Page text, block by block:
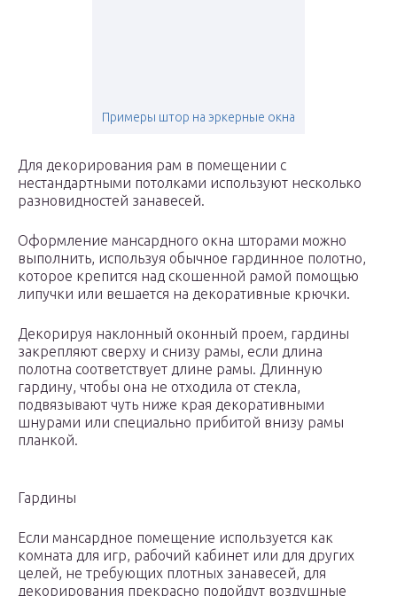
Примеры штор на эркерные окна
Для декорирования рам в помещении с
нестандартными потолками используют несколько
разновидностей занавесей.
Оформление мансардного окна шторами можно
выполнить, используя обычное гардинное полотно,
которое крепится над скошенной рамой помощью
липучки или вешается на декоративные крючки.
Декорируя наклонный оконный проем, гардины
закрепляют сверху и снизу рамы, если длина
полотна соответствует длине рамы. Длинную
гардину, чтобы она не отходила от стекла,
подвязывают чуть ниже края декоративными
шнурами или специально прибитой внизу рамы
планкой.
Гардины
Если мансардное помещение используется как
комната для игр, рабочий кабинет или для других
целей, не требующих плотных занавесей, для
декорирования прекрасно подойдут воздушные